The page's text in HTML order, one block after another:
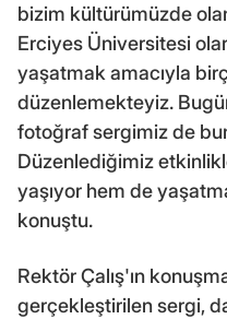
bizim kültürümüzde
Erciyes Üniversitesi
yaşatmak amacıyla
düzenlemekteyiz. Bugün
fotoğraf sergimiz de
Düzenlediğimiz
yaşıyor hem de
konuştu.
Rektör Çalış'ın
gerçekleştirilen sergi,